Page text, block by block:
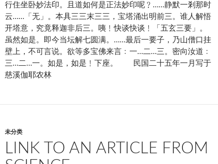
行住坐卧妙法印。且道如何是正法妙印呢﹖……静默一剎那时
云……「无」。本具三三末三三，宝塔涌出明前三。谁人解悟
开塔意，究竟释迦非后三。咦﹗快谈快谈﹗「五玄三要」。
虽然如是。即今当坛解七圆满。……最后一要子，乃山僧口挂
壁上，不可言说。欲等多宝佛来言﹕一…二…三。密向汝道﹕
三…二…一。如是，如是﹗下座。 民国二十五年一月写于
慈溪伽耶农林
未分类
LINK TO AN ARTICLE FROM